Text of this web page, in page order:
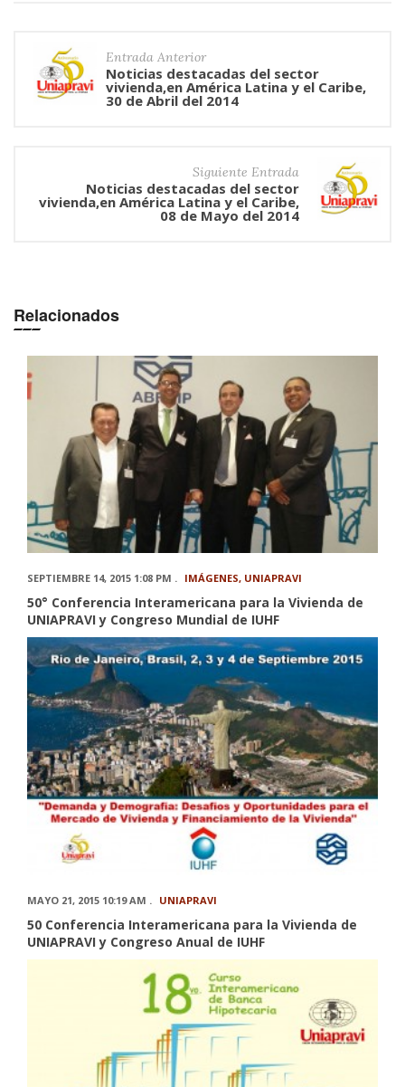
Entrada Anterior
Noticias destacadas del sector
vivienda,en América Latina y el Caribe,
30 de Abril del 2014
Siguiente Entrada
Noticias destacadas del sector
vivienda,en América Latina y el Caribe,
08 de Mayo del 2014
Relacionados
SEPTIEMBRE 14, 2015 1:08 PM . IMÁGENES, UNIAPRAVI
50° Conferencia Interamericana para la Vivienda de
UNIAPRAVI y Congreso Mundial de IUHF
MAYO 21, 2015 10:19 AM . UNIAPRAVI
50 Conferencia Interamericana para la Vivienda de
UNIAPRAVI y Congreso Anual de IUHF